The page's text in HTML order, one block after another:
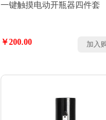
一键触摸电动开瓶器四件套
￥200.00 加入